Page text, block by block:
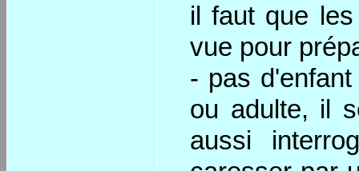
il faut que
vue pour
- pas
ou adulte, il
aussi